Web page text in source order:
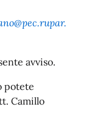
avviso.
potete
Camillo